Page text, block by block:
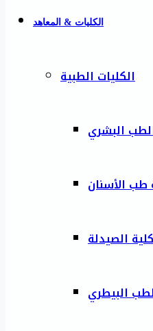
الكليات & المعاهد
الكليات الطبية
البشري
طب الأسنان
كلية الصيدلة
البيطري